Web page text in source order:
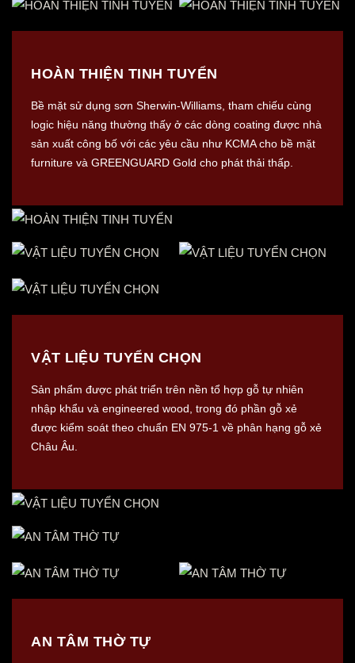
HOÀN THIỆN TINH TUYỂN
Bề mặt sử dụng sơn Sherwin-Williams, tham chiếu cùng
logic hiệu năng thường thấy ở các dòng coating được nhà
sản xuất công bố với các yêu cầu như KCMA cho bề mặt
furniture và GREENGUARD Gold cho phát thải thấp.
VẬT LIỆU TUYỂN CHỌN
Sản phẩm được phát triển trên nền tổ hợp gỗ tự nhiên
nhập khẩu và engineered wood, trong đó phần gỗ xẻ
được kiểm soát theo chuẩn EN 975-1 về phân hạng gỗ xẻ
Châu Âu.
AN TÂM THỜ TỰ